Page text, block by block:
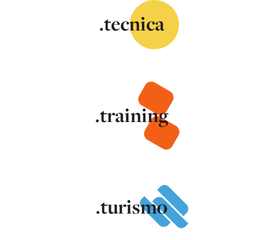
.tecnica
.training
.turismo